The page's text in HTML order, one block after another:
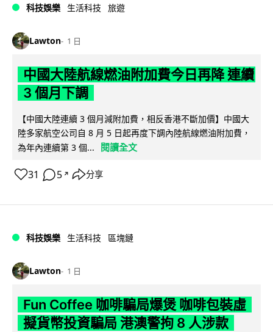
科技娛樂 生活科技 旅遊
Lawton 1 日
中國大陸航線燃油附加費今日再降 連續
3 個月下調
【中國大陸連續 3 個月減附加費，相反香港不斷加價】中國大
陸多家航空公司自 8 月 5 日起再度下調內陸航線燃油附加費，
為年內連續第 3 個...
閱讀全文
31 5 ↗ 分享
科技娛樂 生活科技 區塊鏈
Lawton 1 日
Fun Coffee 咖啡騙局爆煲 咖啡包裝虛
擬貨幣投資騙局 港澳警拘 8 人涉款